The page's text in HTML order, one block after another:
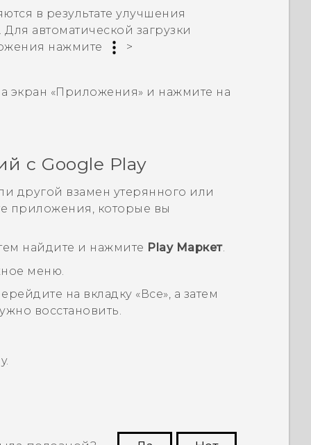
в результате улучшения
автоматической загрузки
нажмите
>
экран «Приложения» и нажмите на
с Google Play
другой взамен утерянного или
приложения, которые вы
найдите и нажмите Play Маркет.
меню.
на вкладку «Все», а затем
восстановить.
.